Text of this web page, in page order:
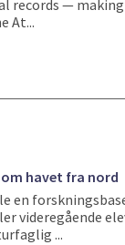
records —
At...
havet fra nord
en
...